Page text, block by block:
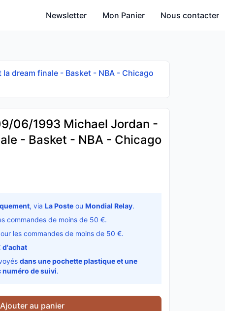
Newsletter Mon Panier Nous contacter
dream finale - Basket - NBA - Chicago
06/1993 Michael Jordan -
- Basket - NBA - Chicago
, via La Poste ou Mondial Relay.
commandes de moins de 50 €.
les commandes de moins de 50 €.
d'achat
dans une pochette plastique et une
numéro de suivi.
Ajouter au panier